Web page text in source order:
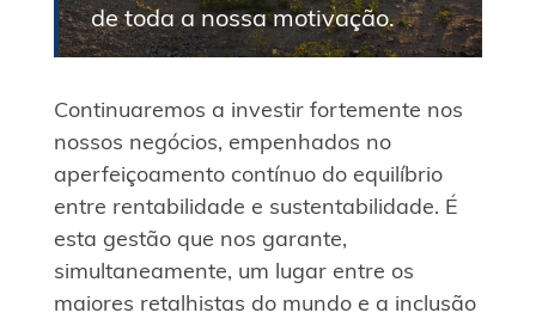
de toda a nossa motivação.
Continuaremos a investir fortemente nos
nossos negócios, empenhados no
aperfeiçoamento contínuo do equilíbrio
entre rentabilidade e sustentabilidade. É
esta gestão que nos garante,
simultaneamente, um lugar entre os
maiores retalhistas do mundo e a inclusão